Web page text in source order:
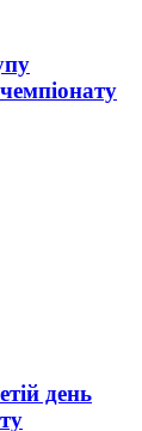
день